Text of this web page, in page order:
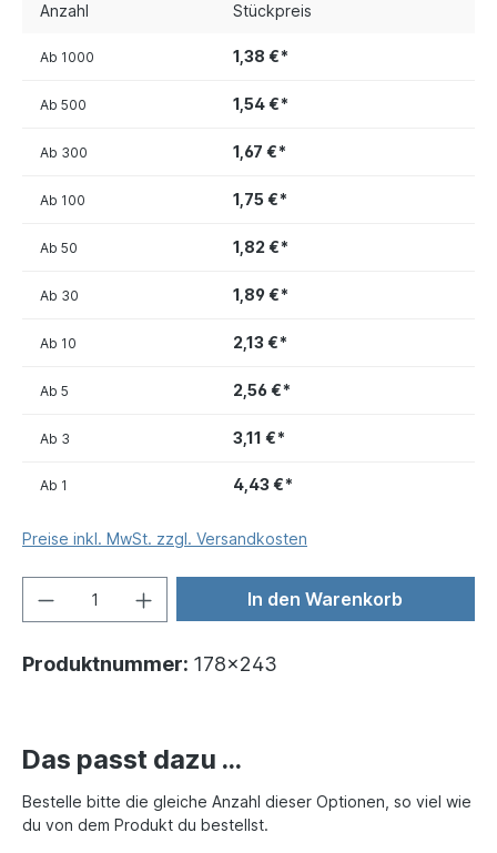
Anzahl Stückpreis
Ab 1 4,43 €*
Ab 3 3,11 €*
Ab 5 2,56 €*
Ab 10 2,13 €*
Ab 30 1,89 €*
Ab 50 1,82 €*
Ab 100 1,75 €*
Ab 300 1,67 €*
Ab 500 1,54 €*
Ab 1000 1,38 €*
Preise inkl. MwSt. zzgl. Versandkosten
In den Warenkorb
Produktnummer: 178x243
Das passt dazu ...
Bestelle bitte die gleiche Anzahl dieser Optionen, so viel wie
du von dem Produkt du bestellst.